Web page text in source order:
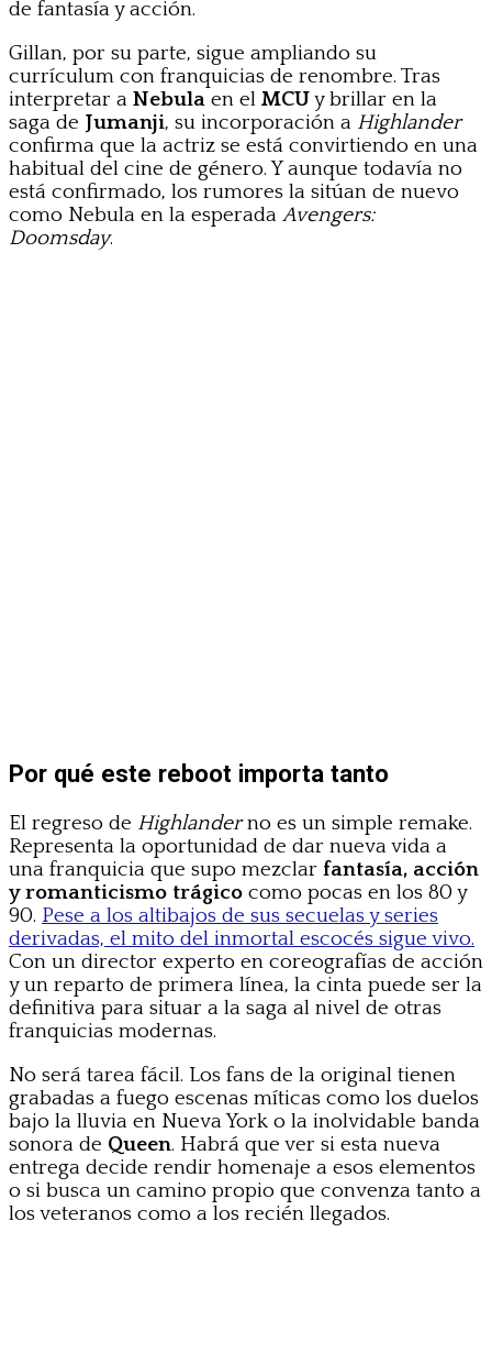
de fantasía y acción.
Gillan, por su parte, sigue ampliando su
currículum con franquicias de renombre. Tras
interpretar a Nebula en el MCUy brillar en la
saga de Jumanji, su incorporación a Highlander
confirma que la actriz se está convirtiendo en una
habitual del cine de género. Y aunque todavía no
está confirmado, los rumores la sitúan de nuevo
como Nebula en la esperadaAvengers:
Doomsday.
Por qué este reboot importa tanto
El regreso de Highlanderno es un simple remake.
Representa la oportunidad de dar nueva vida a
una franquicia que supo mezclar fantasía, acción
y romanticismo trágico como pocas en los 80 y
90. Pese a los altibajos de sus secuelas y series
derivadas, el mito del inmortal escocés sigue vivo.
Con un director experto en coreografías de acción
y un reparto de primera línea, la cinta puede ser la
definitiva para situar a la saga al nivel de otras
franquicias modernas.
No será tarea fácil. Los fans de la original tienen
grabadas a fuego escenas míticas como los duelos
bajo la lluvia en Nueva York o la inolvidable banda
sonora de Queen. Habrá que ver si esta nueva
entrega decide rendir homenaje a esos elementos
o si busca un camino propio que convenza tanto a
los veteranos como a los recién llegados.